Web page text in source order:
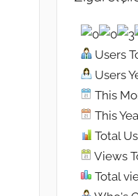
Users
Users
This
This
Total
Views
Total